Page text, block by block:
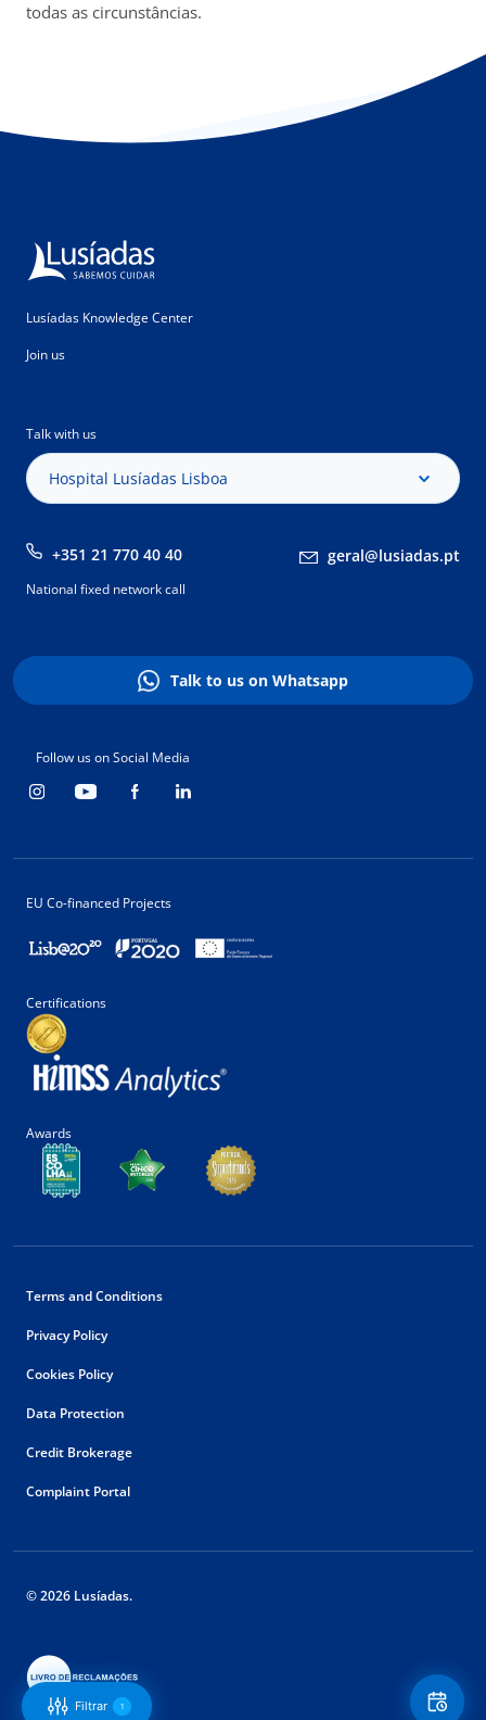
Filtrar 1
todas as circunstâncias.​​
Lusíadas Knowledge Center
Join us
Talk with us
Hospital Lusíadas Lisboa
+351 21 770 40 40 geral@lusiadas.pt
National fixed network call
Talk to us on Whatsapp
Follow us on Social Media
EU Co-financed Projects
Certifications
Awards
Terms and Conditions
Privacy Policy
Cookies Policy
Data Protection
Credit Brokerage
Complaint Portal
© 2026 Lusíadas.
Floating
Contact